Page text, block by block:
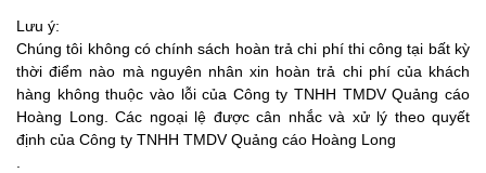
Lưu ý:
Chúng tôi không có chính sách hoàn trả chi phí thi công tại bất kỳ
thời điểm nào mà nguyên nhân xin hoàn trả chi phí của khách
hàng không thuộc vào lỗi của Công ty TNHH TMDV Quảng cáo
Hoàng Long. Các ngoại lệ được cân nhắc và xử lý theo quyết
định của Công ty TNHH TMDV Quảng cáo Hoàng Long
.